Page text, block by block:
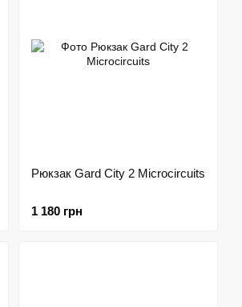
Рюкзак Gard City 2 Microcircuits
1 180 грн